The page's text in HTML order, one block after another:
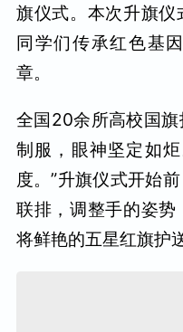
旗仪式。本次升旗
同学们传承红色基
章。
全国20余所高校国
制服，眼神坚定如
度。”升旗仪式开始
联排，调整手的姿势
将鲜艳的五星红旗护